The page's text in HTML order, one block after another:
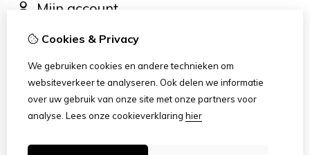
Mijn account
Bestelhistorie
Klantenservice
Retourneren
Sitemap
Cookies & Privacy
We gebruiken cookies en andere technieken om
websiteverkeer te analyseren. Ook delen we informatie
over uw gebruik van onze site met onze partners voor
analyse. Lees onze cookieverklaring hier